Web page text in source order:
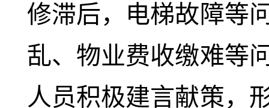
修滞后，电梯故障等
乱、物业费收缴难等
人员积极建言献策，